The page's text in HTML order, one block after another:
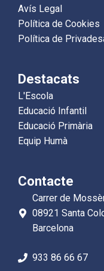
Avís Legal
Política de Cookies
Política de
Destacats
L'Escola
Educació Infantil
Educació Primària
Equip Humà
Contacte
Carrer de
08921 Santa
Barcelona
933 86 66 67